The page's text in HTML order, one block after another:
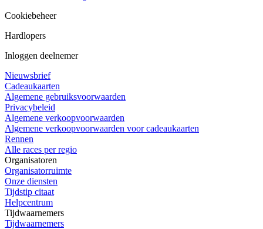
Cookiebeheer
Hardlopers
Inloggen deelnemer
Nieuwsbrief
Cadeaukaarten
Algemene gebruiksvoorwaarden
Privacybeleid
Algemene verkoopvoorwaarden
Algemene verkoopvoorwaarden voor cadeaukaarten
Rennen
Alle races per regio
Organisatoren
Organisatorruimte
Onze diensten
Tijdstip citaat
Helpcentrum
Tijdwaarnemers
Tijdwaarnemers